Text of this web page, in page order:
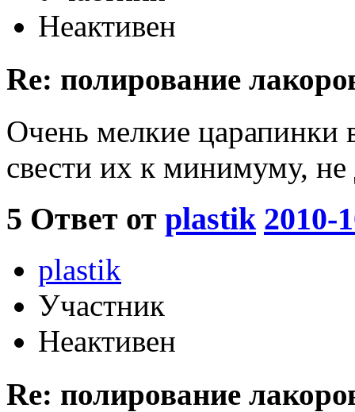
Неактивен
Re: полирование
Очень мелкие царапинки
свести их к минимуму, не
5 Ответ от plastik 2010-
plastik
Участник
Неактивен
Re: полирование